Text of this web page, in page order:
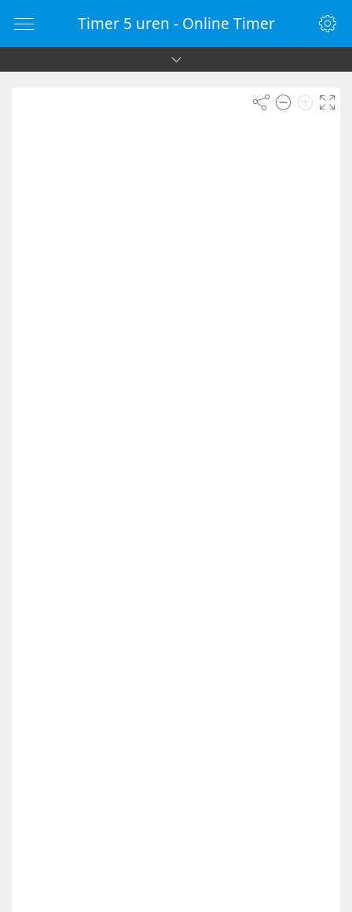
Timer 5 uren - Online Timer